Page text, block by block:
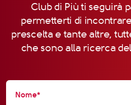
Club di Più ti seguirà
permetterti di
prescelta e tante altre,
che sono alla ricerca